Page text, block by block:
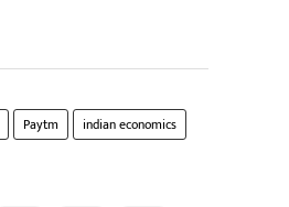
Paytm indian economics